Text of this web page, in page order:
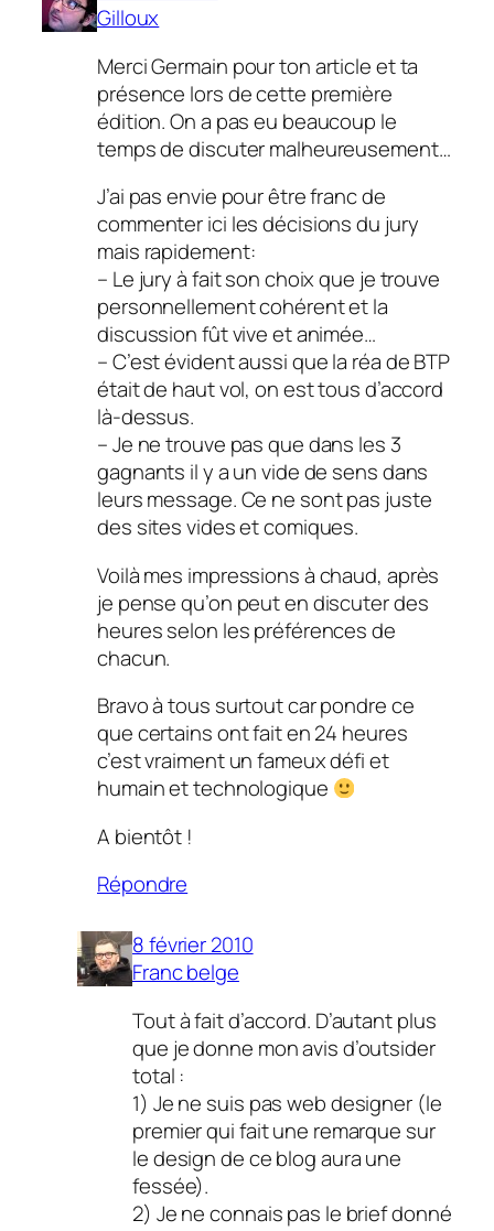
Gilloux
Merci Germain pour ton article et ta
présence lors de cette première
édition. On a pas eu beaucoup le
temps de discuter malheureusement…
J’ai pas envie pour être franc de
commenter ici les décisions du jury
mais rapidement:
– Le jury à fait son choix que je trouve
personnellement cohérent et la
discussion fût vive et animée…
– C’est évident aussi que la réa de BTP
était de haut vol, on est tous d’accord
là-dessus.
– Je ne trouve pas que dans les 3
gagnants il y a un vide de sens dans
leurs message. Ce ne sont pas juste
des sites vides et comiques.
Voilà mes impressions à chaud, après
je pense qu’on peut en discuter des
heures selon les préférences de
chacun.
Bravo à tous surtout car pondre ce
que certains ont fait en 24 heures
c’est vraiment un fameux défi et
humain et technologique
A bientôt !
Répondre
8 février 2010
Franc belge
Tout à fait d’accord. D’autant plus
que je donne mon avis d’outsider
total :
1) Je ne suis pas web designer (le
premier qui fait une remarque sur
le design de ce blog aura une
fessée).
2) Je ne connais pas le brief donné